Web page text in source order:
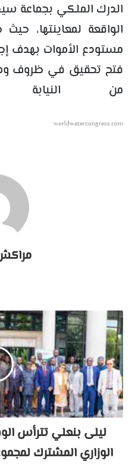
الدرك الملكي بجماعة
الواقعة لمعاينتها،
مستودع الأموات بهدف
فتح تحقيق في ظروف
من النيابة
worldwatercongress.com
ليلى بنعلي تترأس
الوزاري المشترك